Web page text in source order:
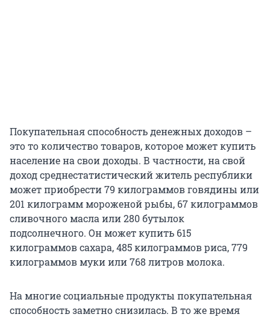
Покупательная способность денежных доходов –
это то количество товаров, которое может купить
население на свои доходы. В частности, на свой
доход среднестатистический житель республики
может приобрести 79 килограммов говядины или
201 килограмм мороженой рыбы, 67 килограммов
сливочного масла или 280 бутылок
подсолнечного. Он может купить 615
килограммов сахара, 485 килограммов риса, 779
килограммов муки или 768 литров молока.
На многие социальные продукты покупательная
способность заметно снизилась. В то же время